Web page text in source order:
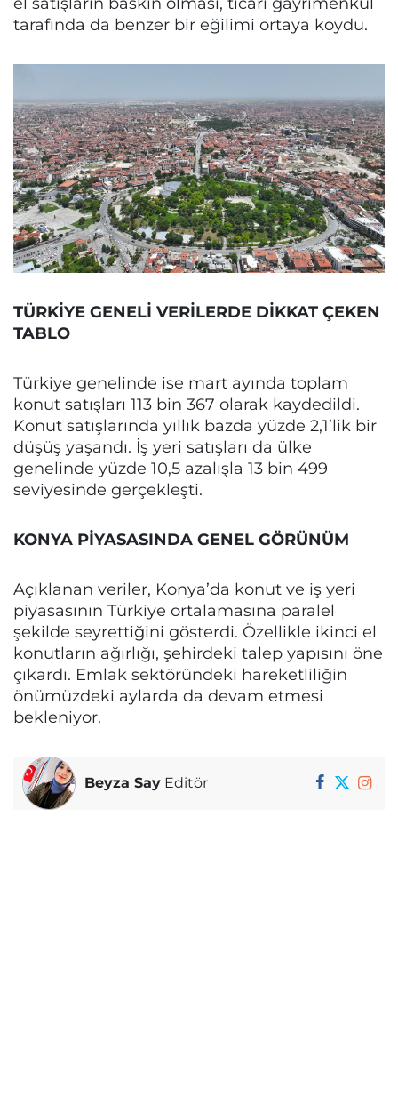
tarafında da benzer bir eğilimi ortaya koydu.
TÜRKİYE GENELİ VERİLERDE DİKKAT ÇEKEN
TABLO
Türkiye genelinde ise mart ayında toplam
konut satışları 113 bin 367 olarak kaydedildi.
Konut satışlarında yıllık bazda yüzde 2,1’lik bir
düşüş yaşandı. İş yeri satışları da ülke
genelinde yüzde 10,5 azalışla 13 bin 499
seviyesinde gerçekleşti.
KONYA PİYASASINDA GENEL GÖRÜNÜM
Açıklanan veriler, Konya’da konut ve iş yeri
piyasasının Türkiye ortalamasına paralel
şekilde seyrettiğini gösterdi. Özellikle ikinci el
konutların ağırlığı, şehirdeki talep yapısını öne
çıkardı. Emlak sektöründeki hareketliliğin
önümüzdeki aylarda da devam etmesi
bekleniyor.
Beyza Say Editör